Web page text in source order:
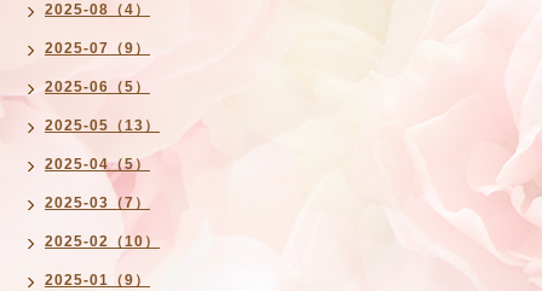
2025-08（4）
2025-07（9）
2025-06（5）
2025-05（13）
2025-04（5）
2025-03（7）
2025-02（10）
2025-01（9）